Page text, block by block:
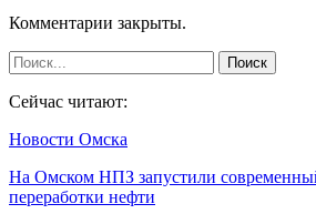
Комментарии закрыты.
Сейчас читают:
Новости Омска
На Омском НПЗ запустили
переработки нефти